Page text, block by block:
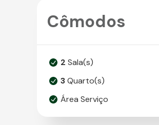
Cômodos
2 Sala(s)
3Quarto(s)
Área Serviço